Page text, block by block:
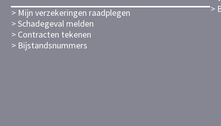
> Mijn verzekeringen raadplegen
> Schadegeval melden
> Contracten tekenen
> Bijstandsnummers
>